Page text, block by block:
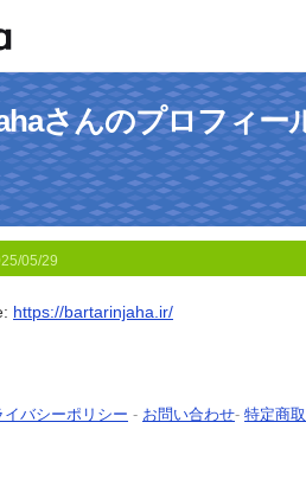
さんのプロフィー
05/29
https://bartarinjaha.ir/
イバシーポリシー - お問い合わせ- 特定商